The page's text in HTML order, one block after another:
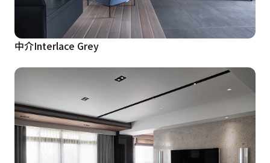
中介Interlace Grey